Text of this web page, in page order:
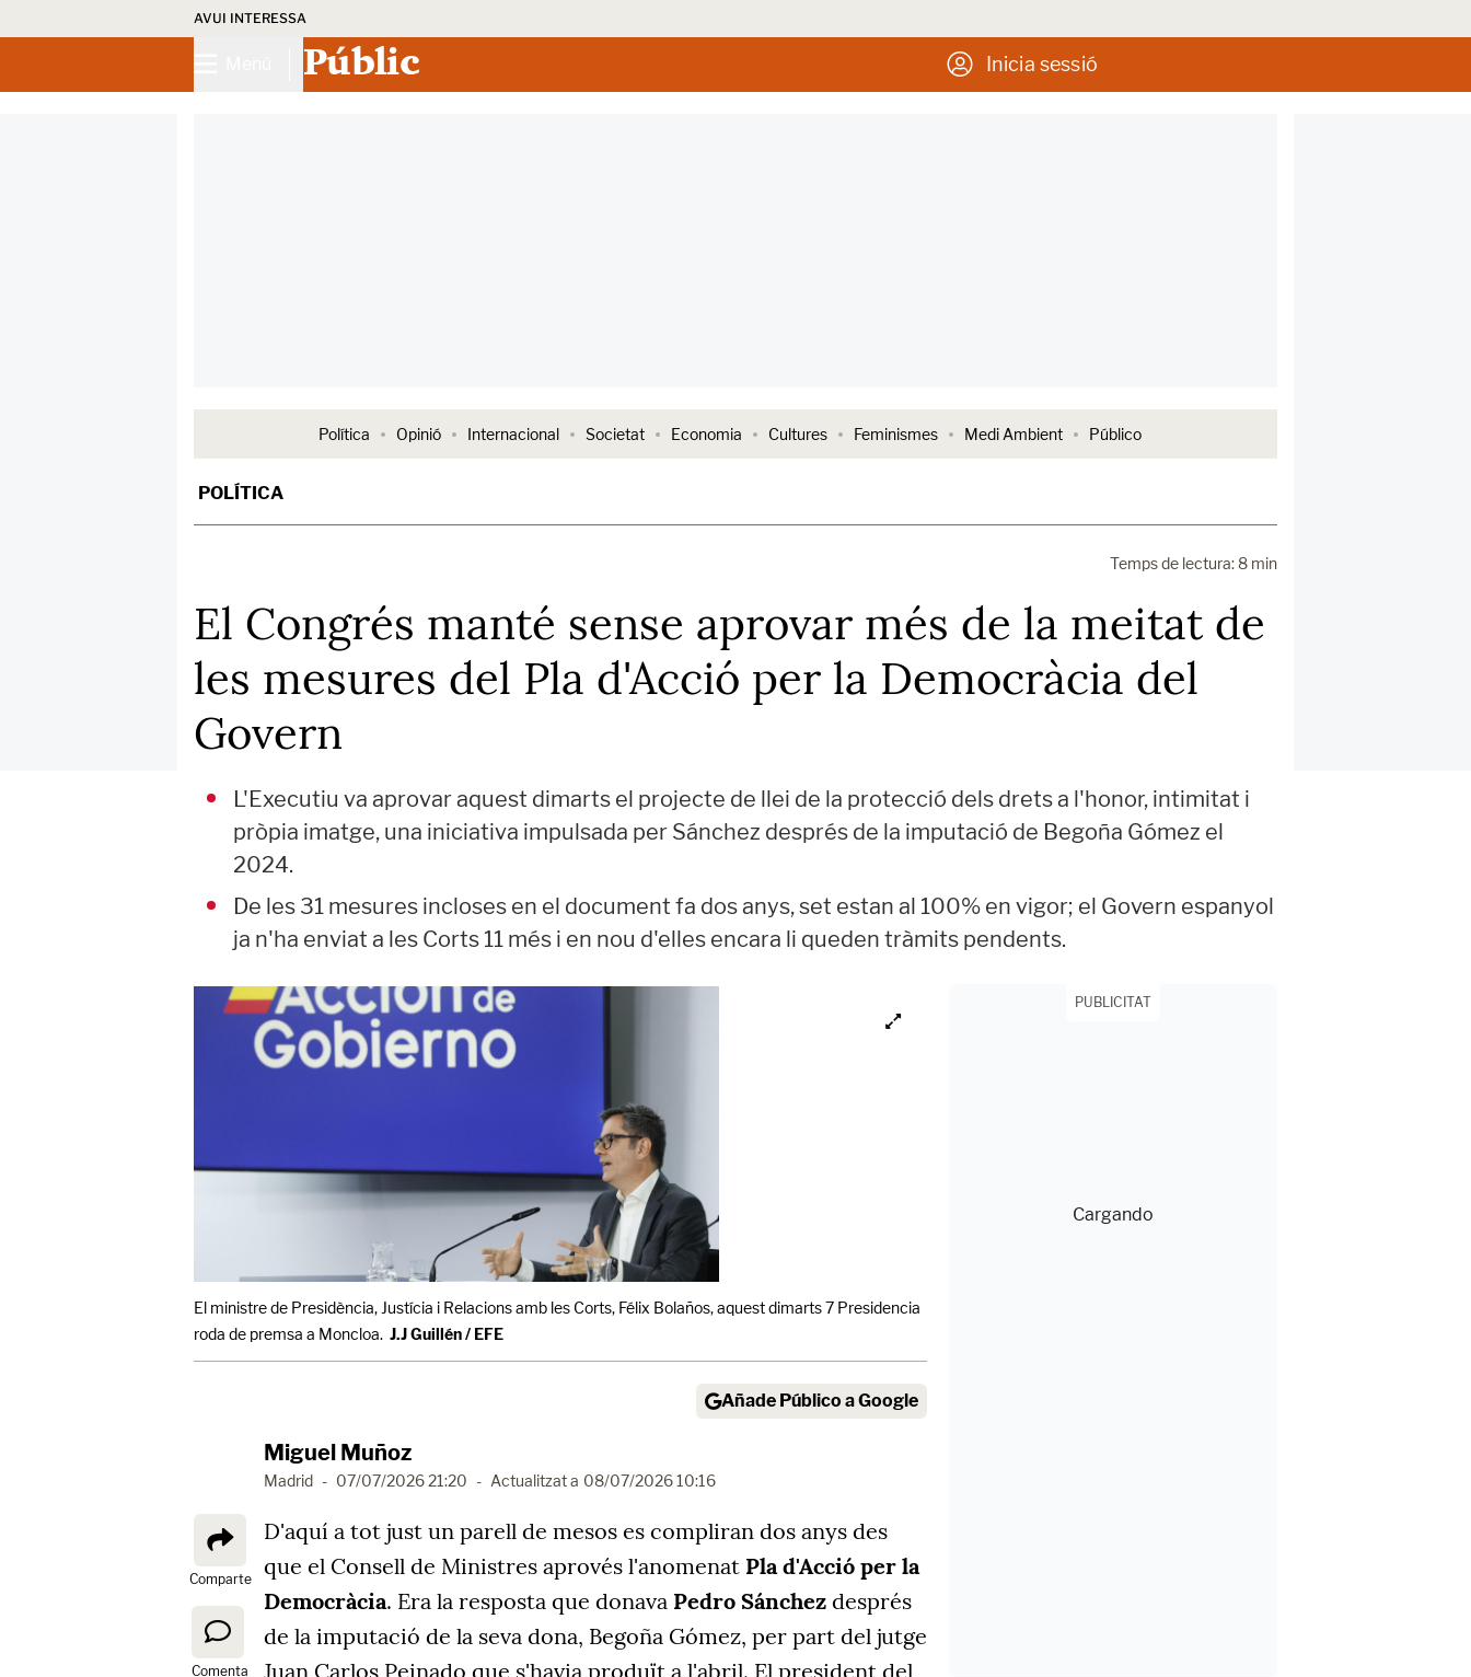
AVUI INTERESSA
Públic Inicia sessió
Política Opinió Internacional Societat Economia Cultures Feminismes Medi Ambient Público
POLÍTICA
Temps de lectura: 8 min
El Congrés manté sense aprovar més de la meitat de
les mesures del Pla d'Acció per la Democràcia del
Govern
L'Executiu va aprovar aquest dimarts el projecte de llei de la protecció dels drets a l'honor, intimitat i
pròpia imatge, una iniciativa impulsada per Sánchez després de la imputació de Begoña Gómez el
2024.
De les 31 mesures incloses en el document fa dos anys, set estan al 100% en vigor; el Govern espanyol
ja n'ha enviat a les Corts 11 més i en nou d'elles encara li queden tràmits pendents.
El ministre de Presidència, Justícia i Relacions amb les Corts, Félix Bolaños, aquest dimarts 7 Presidencia
roda de premsa a Moncloa. J.J Guillén / EFE
Añade Público a Google
Miguel Muñoz
Madrid - 07/07/2026 21:20 - Actualitzat a 08/07/2026 10:16
Comparte
Comenta
D'aquí a tot just un parell de mesos es compliran dos anys des
que el Consell de Ministres aprovés l'anomenat Pla d'Acció per la
Democràcia. Era la resposta que donava Pedro Sánchez després
de la imputació de la seva dona, Begoña Gómez, per part del jutge
Juan Carlos Peinado que s'havia produït a l'abril. El president del
PUBLICITAT